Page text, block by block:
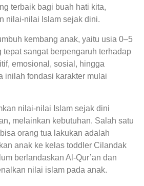
terbaik bagi buah hati kita,
nilai-nilai Islam sejak dini.
kembang anak, yaitu usia 0–5
tepat sangat berpengaruh terhadap
emosional, sosial, hingga
inilah fondasi karakter mulai
nilai-nilai Islam sejak dini
melainkan kebutuhan. Salah satu
orang tua lakukan adalah
anak ke kelas toddler Cilandak
berlandaskan Al-Qur’an dan
nilai islam pada anak.